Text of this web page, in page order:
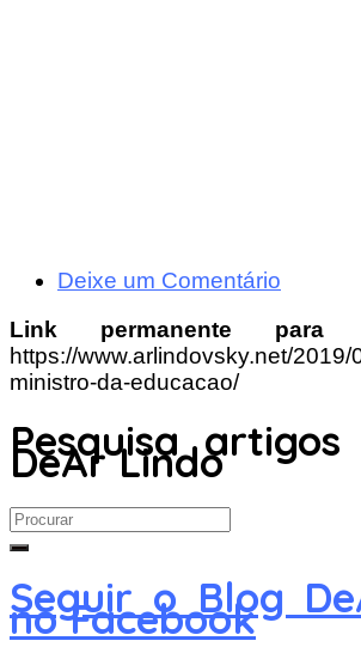
Deixe um Comentário
Link permanente para
https://www.arlindovsky.net/2019/
ministro-da-educacao/
Pesquisa
DeAr Lindo
Search
for:
Seguir o Blog
no Facebook